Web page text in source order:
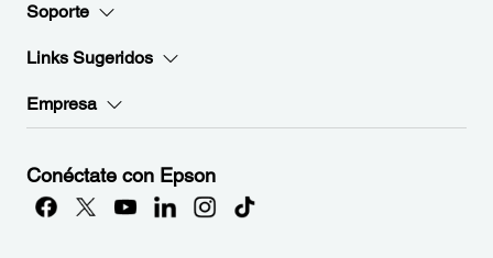
Soporte
Links Sugeridos
Empresa
Conéctate con Epson